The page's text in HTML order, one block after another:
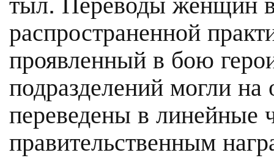
распространенной
проявленный в бою
подразделений могли
переведены в линейные
правительственным